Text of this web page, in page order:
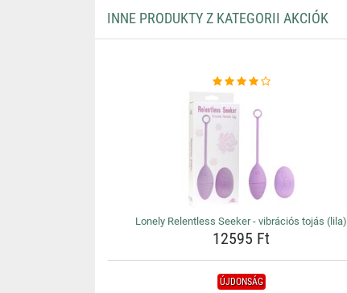
INNE PRODUKTY Z KATEGORII AKCIÓK
Lonely Relentless Seeker - vibrációs tojás (lila)
12595 Ft
ÚJDONSÁG